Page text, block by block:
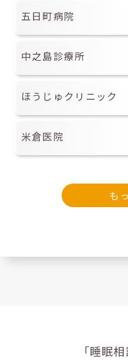
五日町病院
中之島診療所
ほうじゅクリニック
米倉医院
も
「睡眠